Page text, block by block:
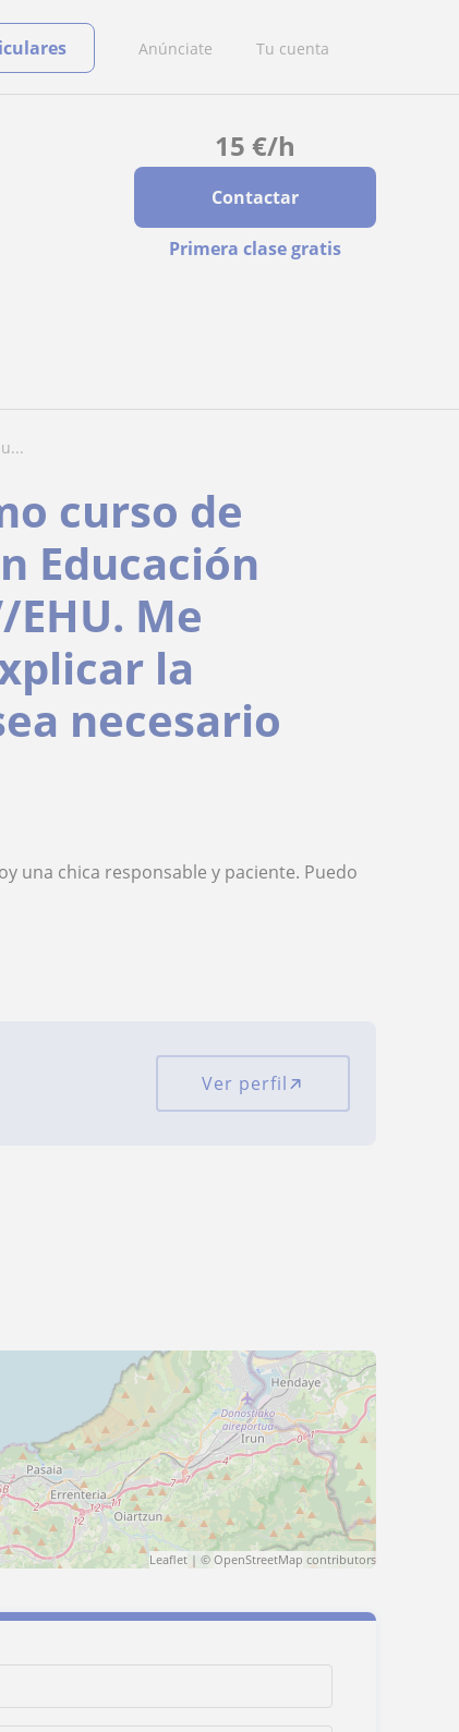
Anúnciate Tu cuenta
15 €/h
Contactar
Primera clase gratis
curso de
Educación
EHU. Me
la
necesario
una chica responsable y paciente. Puedo
Ver perfil
Leaflet| © OpenStreetMap contributors